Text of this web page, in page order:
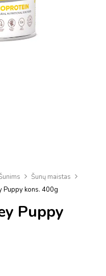
Šunų maistas
Puppy kons. 400g
Puppy